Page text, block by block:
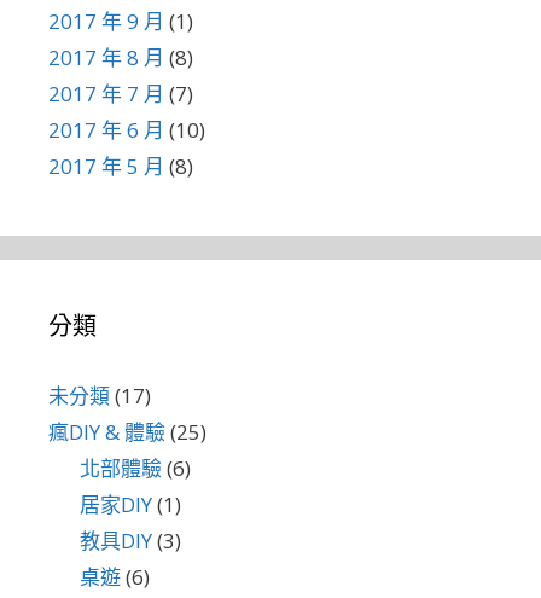
2017 年 9 月 (1)
2017 年 8 月 (8)
2017 年 7 月 (7)
2017 年 6 月 (10)
2017 年 5 月 (8)
分類
未分類(17)
瘋DIY & 體驗(25)
北部體驗(6)
居家DIY(1)
教具DIY(3)
桌遊(6)